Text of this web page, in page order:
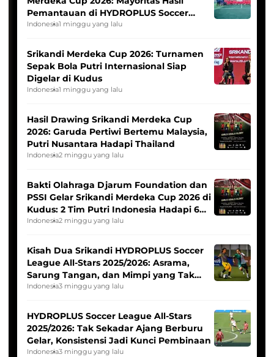
Pemantauan di HYDROPLUS Soccer
League
Indonesia1 minggu yang lalu
Srikandi Merdeka Cup 2026: Turnamen
Sepak Bola Putri Internasional Siap
Digelar di Kudus
Indonesia1 minggu yang lalu
Hasil Drawing Srikandi Merdeka Cup
2026: Garuda Pertiwi Bertemu Malaysia,
Putri Nusantara Hadapi Thailand
Indonesia2 minggu yang lalu
Bakti Olahraga Djarum Foundation dan
PSSI Gelar Srikandi Merdeka Cup 2026 di
Kudus: 2 Tim Putri Indonesia Hadapi 6
Tim Asia
Indonesia2 minggu yang lalu
Kisah Dua Srikandi HYDROPLUS Soccer
League All-Stars 2025/2026: Asrama,
Sarung Tangan, dan Mimpi yang Tak
Pernah Padam
Indonesia3 minggu yang lalu
HYDROPLUS Soccer League All-Stars
2025/2026: Tak Sekadar Ajang Berburu
Gelar, Konsistensi Jadi Kunci Pembinaan
Indonesia3 minggu yang lalu